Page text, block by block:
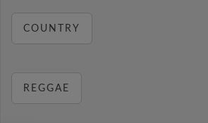
COUNTRY
REGGAE